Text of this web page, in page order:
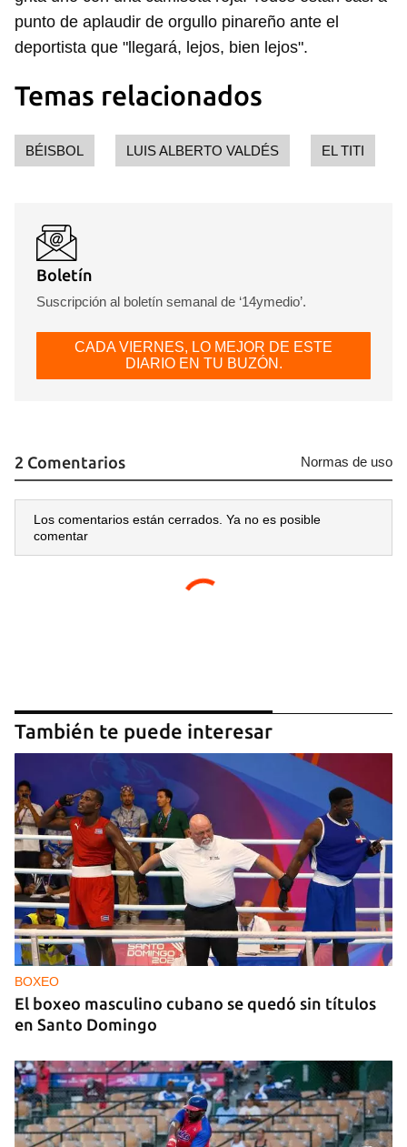
Para poder guardar como favorito, primero has de
iniciar sesión con tu cuenta de 14ymedio.
INICIAR SESIÓN
punto de aplaudir de orgullo pinareño ante el
deportista que "llegará, lejos, bien lejos".
Temas relacionados
BÉISBOL LUIS ALBERTO VALDÉS EL TITI
Boletín
Suscripción al boletín semanal de ‘14ymedio’.
CADA VIERNES, LO MEJOR DE ESTE
DIARIO EN TU BUZÓN.
2 Comentarios Normas de uso
Los comentarios están cerrados. Ya no es posible
comentar
También te puede interesar
BOXEO
El boxeo masculino cubano se quedó sin títulos
en Santo Domingo